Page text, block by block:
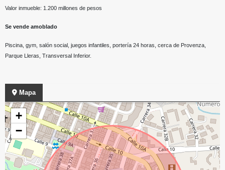
Valor inmueble: 1.200 millones de pesos
Se vende amoblado
Piscina, gym, salón social, juegos infantiles, portería 24 horas, cerca de Provenza,
Parque Lleras, Transversal Inferior.
Mapa
+
−